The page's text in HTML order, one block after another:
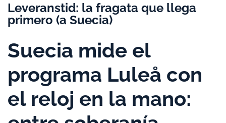
Leveranstid: la fragata que llega
primero (a Suecia)
Suecia mide el
programa Luleå con
el reloj en la mano: